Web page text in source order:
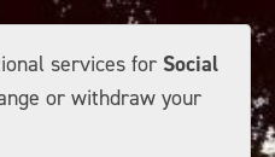
services for Social
or withdraw your